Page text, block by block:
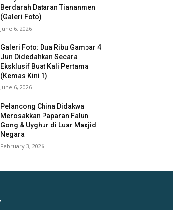
Berdarah Dataran Tiananmen
(Galeri Foto)
June 6, 2026
Galeri Foto: Dua Ribu Gambar 4
Jun Didedahkan Secara
Eksklusif Buat Kali Pertama
(Kemas Kini 1)
June 6, 2026
Pelancong China Didakwa
Merosakkan Paparan Falun
Gong & Uyghur di Luar Masjid
Negara
February 3, 2026